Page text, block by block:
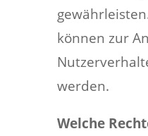
können zur
werden.
Welche